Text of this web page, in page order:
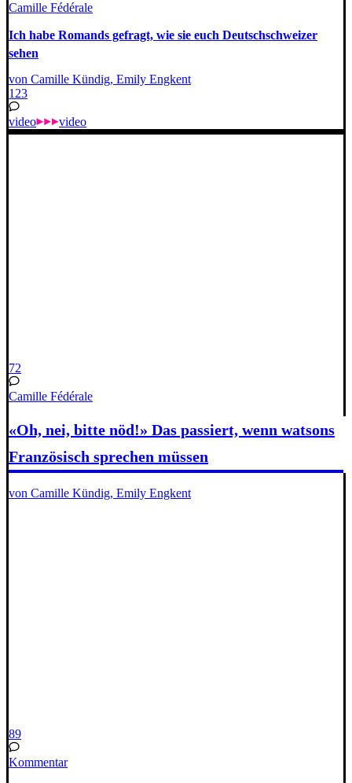
Camille Fédérale
Ich habe Romands gefragt, wie sie euch Deutschschweizer
sehen
von Camille Kündig, Emily Engkent
123
video video
72
Camille Fédérale
«Oh, nei, bitte nöd!» Das passiert, wenn watsons
Französisch sprechen müssen
von Camille Kündig, Emily Engkent
89
Kommentar